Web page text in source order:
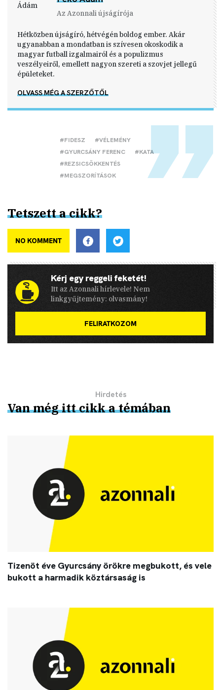
#FIDESZ
#VÉLEMÉNY
#GYURCSÁNY FERENC
#KATA
#REZSICSÖKKENTÉS
#MEGSZORÍTÁSOK
Az Azonnali újságírója
Hétközben újságíró, hétvégén boldog ember. Akár
ugyanabban a mondatban is szívesen okoskodik a
magyar futball izgalmairól és a populizmus
veszélyeiről, emellett nagyon szereti a szovjet jellegű
épületeket.
OLVASS MÉG A SZERZŐTŐL
Tetszett a cikk?
NO KOMMENT
Kérj egy reggeli feketét!
Itt az Azonnali hírlevele! Nem
linkgyűjtemény: olvasmány!
FELIRATKOZOM
Van még itt cikk a témában
Tizenöt éve Gyurcsány örökre megbukott, és vele
bukott a harmadik köztársaság is